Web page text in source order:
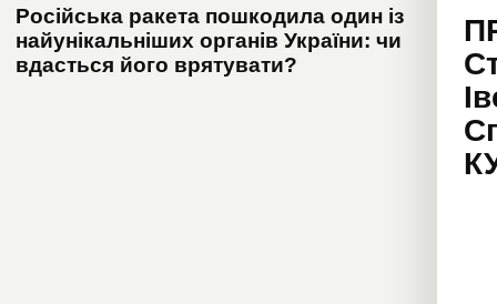
Російська ракета пошкодила один із
найунікальніших органів України: чи
вдасться його врятувати?